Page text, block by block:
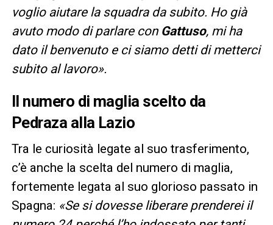
voglio aiutare la squadra da subito. Ho già
avuto modo di parlare con Gattuso, mi ha
dato il benvenuto e ci siamo detti di metterci
subito al lavoro».
Il numero di maglia scelto da
Pedraza alla Lazio
Tra le curiosità legate al suo trasferimento,
c’è anche la scelta del numero di maglia,
fortemente legata al suo glorioso passato in
Spagna: «Se si dovesse liberare prenderei il